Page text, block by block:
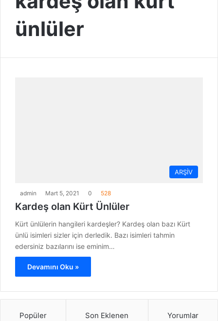
ünlüler
ARŞİV
admin Mart 5, 2021 0 528
Kardeş olan Kürt Ünlüler
Kürt ünlülerin hangileri kardeşler? Kardeş olan bazı Kürt
ünlü isimleri sizler için derledik. Bazı isimleri tahmin
edersiniz bazılarını ise eminim…
Devamını Oku »
Popüler Son Eklenen Yorumlar